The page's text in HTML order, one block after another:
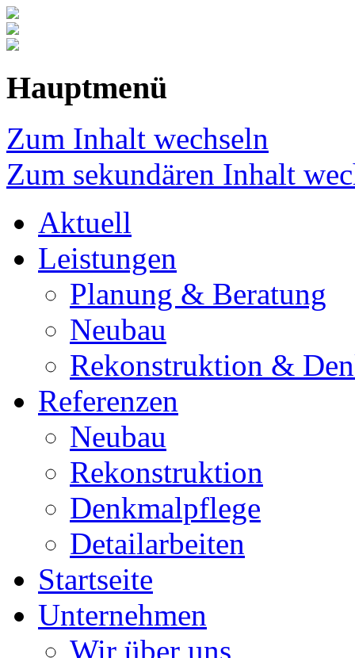
Hauptmenü
Zum Inhalt wechseln
Zum sekundären Inhalt
Aktuell
Leistungen
Planung & Beratung
Neubau
Rekonstruktion &
Referenzen
Neubau
Rekonstruktion
Denkmalpflege
Detailarbeiten
Startseite
Unternehmen
Wir über uns